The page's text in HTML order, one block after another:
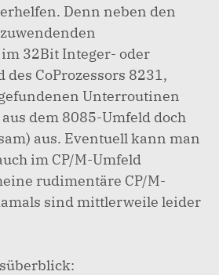
Denn neben den
32Bit Integer- oder
CoProzessors 8231,
Unterroutinen
dem 8085-Umfeld doch
aus. Eventuell kann man
im CP/M-Umfeld
rudimentäre CP/M-
sind mittlerweile leider